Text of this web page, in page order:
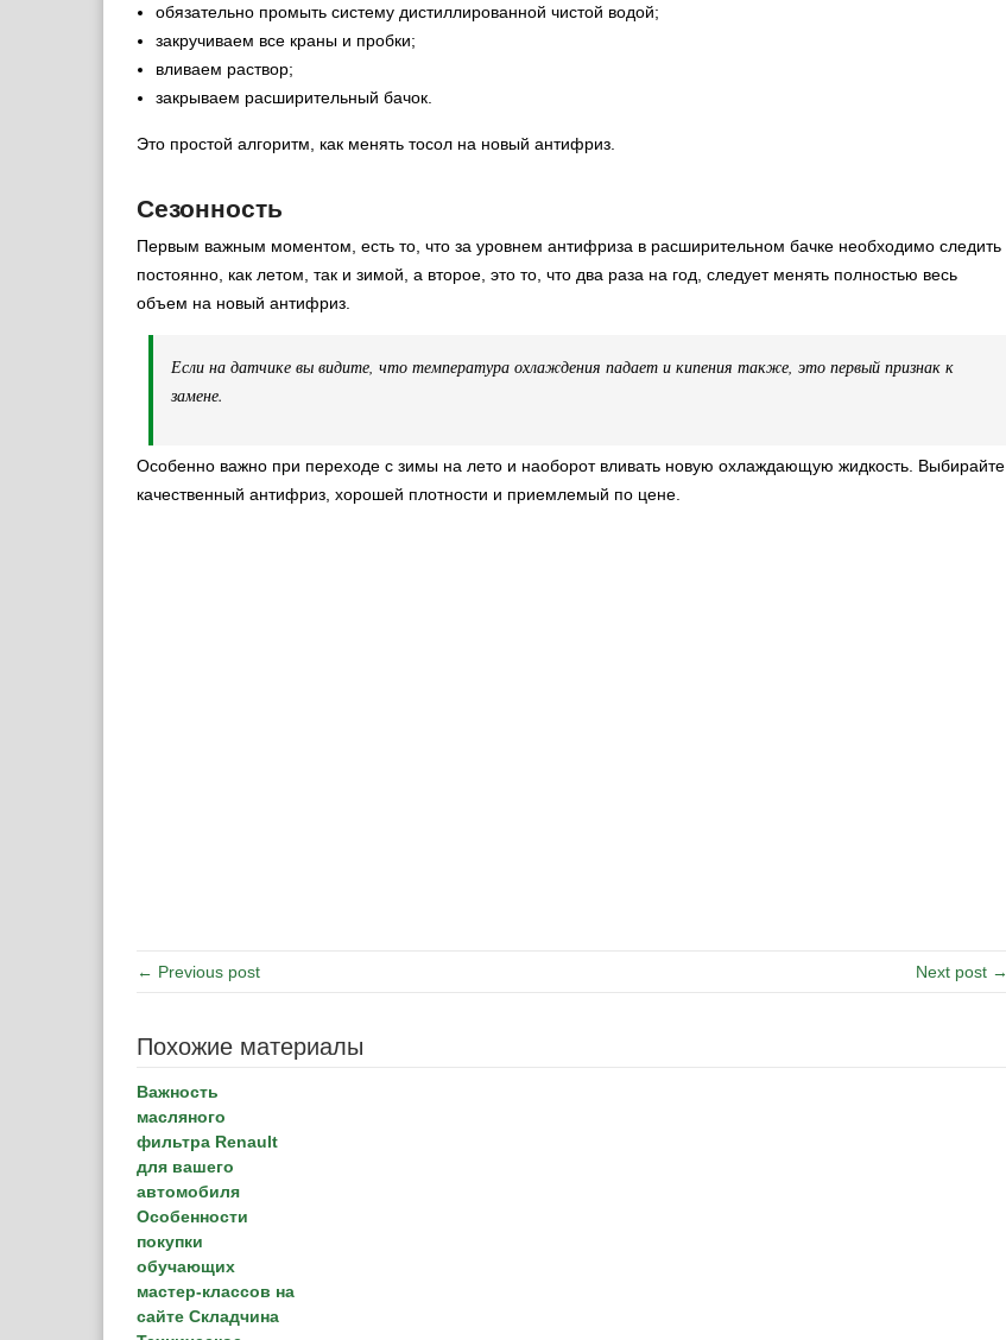
обязательно промыть систему дистиллированной чистой водой;
закручиваем все краны и пробки;
вливаем раствор;
закрываем расширительный бачок.
Это простой алгоритм, как менять тосол на новый антифриз.
Сезонность
Первым важным моментом, есть то, что за уровнем антифриза в расширительном бачке необходимо следить
постоянно, как летом, так и зимой, а второе, это то, что два раза на год, следует менять полностью весь
объем на новый антифриз.
Если на датчике вы видите, что температура охлаждения падает и кипения также, это первый признак к
замене.
Особенно важно при переходе с зимы на лето и наоборот вливать новую охлаждающую жидкость. Выбирайте
качественный антифриз, хорошей плотности и приемлемый по цене.
← Previous post Next post →
Похожие материалы
Важность
масляного
фильтра Renault
для вашего
автомобиля
Особенности
покупки
обучающих
мастер-классов на
сайте Складчина